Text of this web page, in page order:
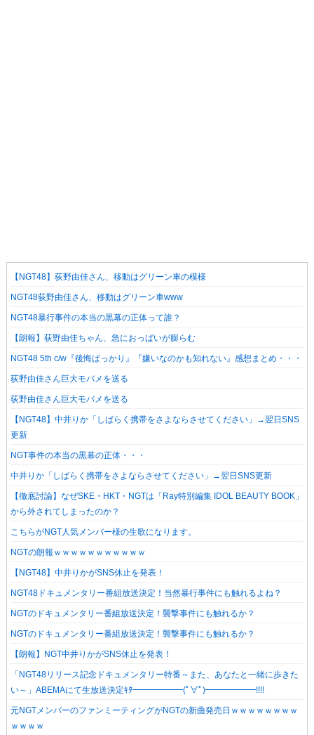
【NGT48】荻野由佳さん、移動はグリーン車の模様
NGT48荻野由佳さん、移動はグリーン車www
NGT48暴行事件の本当の黒幕の正体って誰？
【朗報】荻野由佳ちゃん、急におっぱいが膨らむ
NGT48 5th c/w『後悔ばっかり』『嫌いなのかも知れない』感想まとめ・・・
荻野由佳さん巨大モバメを送る
荻野由佳さん巨大モバメを送る
【NGT48】中井りか「しばらく携帯をさよならさせてください」→翌日SNS
更新
NGT事件の本当の黒幕の正体・・・
中井りか「しばらく携帯をさよならさせてください」→翌日SNS更新
【徹底討論】なぜSKE・HKT・NGTは「Ray特別編集 IDOL BEAUTY BOOK」
から外されてしまったのか？
こちらがNGT人気メンバー様の生歌になります。
NGTの朗報ｗｗｗｗｗｗｗｗｗｗｗ
【NGT48】中井りかがSNS休止を発表！
NGT48ドキュメンタリー番組放送決定！当然暴行事件にも触れるよね？
NGTのドキュメンタリー番組放送決定！襲撃事件にも触れるか？
NGTのドキュメンタリー番組放送決定！襲撃事件にも触れるか？
【朗報】NGT中井りかがSNS休止を発表！
「NGT48リリース記念ドキュメンタリー特番～また、あなたと一緒に歩きた
い～」ABEMAにて生放送決定ｷﾀ━━━━━━(ﾟ∀ﾟ)━━━━━━!!!!
元NGTメンバーのファンミーティングがNGTの新曲発売日ｗｗｗｗｗｗｗｗ
ｗｗｗｗ